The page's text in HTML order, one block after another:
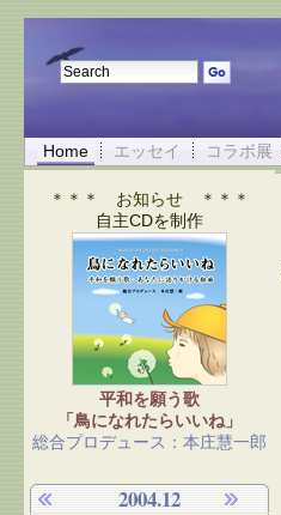
Home エッセイ コラボ展
＊＊＊ お知らせ ＊＊＊
自主CDを制作
平和を願う歌
「鳥になれたらいいね」
総合プロデュース：本庄慧一郎
2004.12